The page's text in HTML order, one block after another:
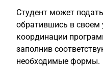
Студент может
обратившись в своем
координации
заполнив
необходимые формы.